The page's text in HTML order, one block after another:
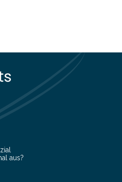
ein kurzfristiges Schlafdefizit:
aktuellen Metastudie
beteiligten Gehirnregionen
Ergebnisse der Studie
Psychiatry
aus?